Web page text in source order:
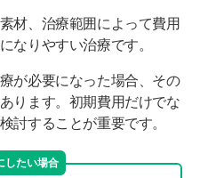
材、治療範囲によって費用
なりやすい治療です。
が必要になった場合、その
ります。初期費用だけでな
討することが重要です。
したい場合